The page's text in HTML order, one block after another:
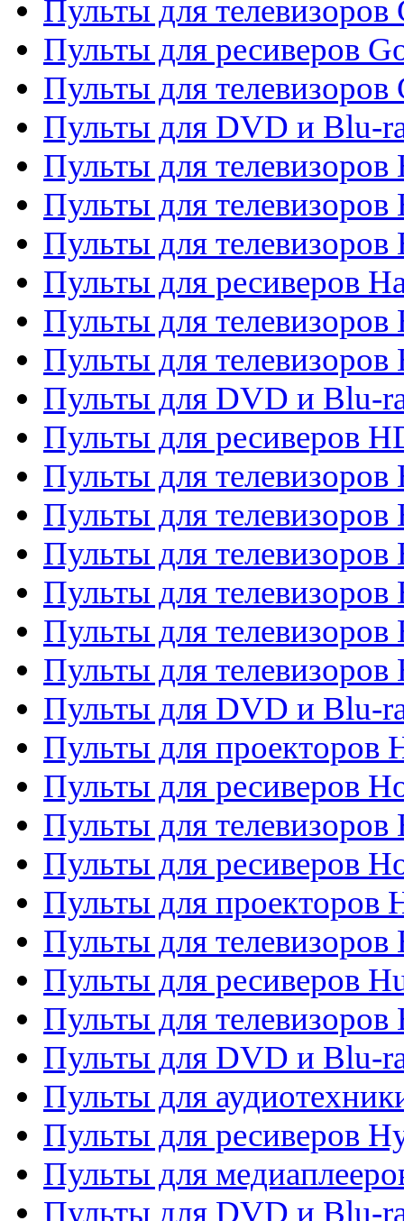
Пульты для телевизоров
Пульты для ресиверов
Пульты для телевизоров
Пульты для DVD и Blu-
Пульты для телевизоров
Пульты для телевизоров
Пульты для
Пульты для ресиверов
Пульты для телевизоров
Пульты для телевизоров
Пульты для DVD и Blu-
Пульты для ресиверов
Пульты для
Пульты для телевизоров
Пульты для телевизоров
Пульты для телевизоров
Пульты для телевизоров
Пульты для телевизоров
Пульты для DVD и Blu-
Пульты для проекторов
Пульты для ресиверов
Пульты для
Пульты для ресиверов
Пульты для проекторов
Пульты для телевизоров
Пульты для ресиверов
Пульты для
Пульты для DVD и Blu-
Пульты для
Пульты для ресиверов
Пульты для
Пульты для DVD и Blu-